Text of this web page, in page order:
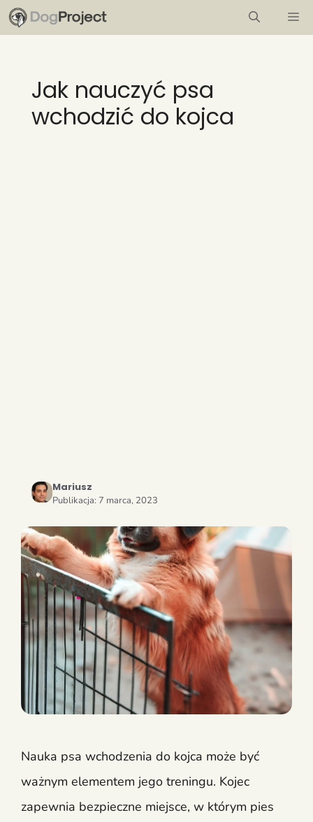
Przejdź
do
Jak nauczyć psa
wchodzić do kojca
Mariusz
Publikacja: 7 marca, 2023
Nauka psa wchodzenia do kojca może być
ważnym elementem jego treningu. Kojec
zapewnia bezpieczne miejsce, w którym pies